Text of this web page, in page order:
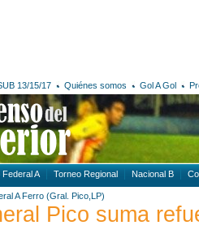
13/15/17 Quiénes somos Gol A Gol
Federal A Torneo Regional Nacional B
A Ferro (Gral. Pico,LP)
Pico suma